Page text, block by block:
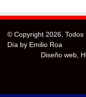
© Copyright 2026,
Día by Emilio Roa
Diseño web,